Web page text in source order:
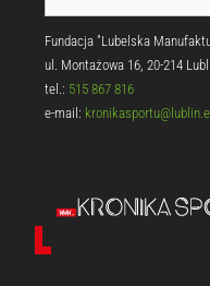
Fundacja "Lubelska
ul. Montażowa 16, 20-214
tel.: 515 867 816
e-mail: